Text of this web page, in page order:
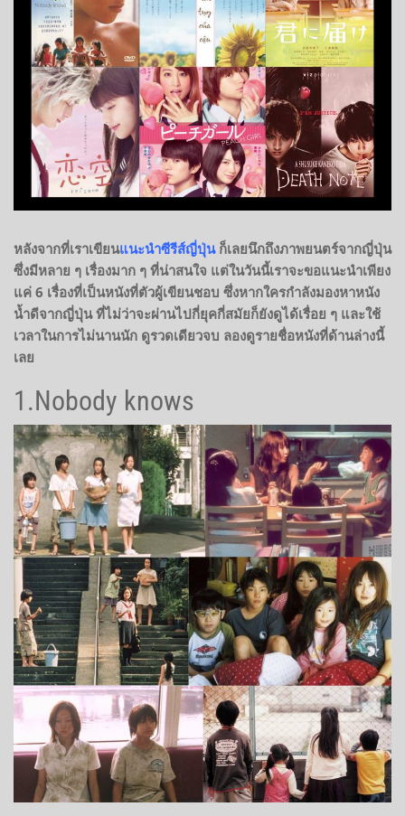
หลังจากที่เราเขียนแนะนำซีรีส์ญี่ปุ่น ก็เลยนึกถึงภาพยนตร์จากญี่ปุ่น
ซึ่งมีหลาย ๆ เรื่องมาก ๆ ที่น่าสนใจ แต่ในวันนี้เราจะขอแนะนำเพียง
แค่ 6 เรื่องที่เป็นหนังที่ตัวผู้เขียนชอบ ซึ่งหากใครกำลังมองหาหนัง
น้ำดีจากญี่ปุ่น ที่ไม่ว่าจะผ่านไปกี่ยุคกี่สมัยก็ยังดูได้เรื่อย ๆ และใช้
เวลาในการไม่นานนัก ดูรวดเดียวจบ ลองดูรายชื่อหนังที่ด้านล่างนี้
เลย
1.Nobody knows